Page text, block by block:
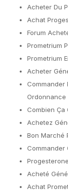
Acheter Du
Achat
Forum
Prometrium
Prometrium
Acheter
Commander
Ordonnance
Combien Ça
Achetez
Bon Marché
Commander
Acheté
Achat